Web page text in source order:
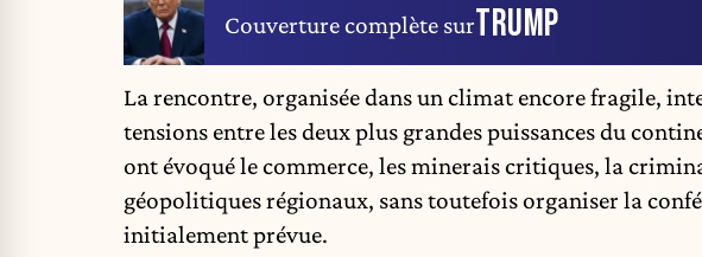
Couverture complète surTRUMP
La rencontre, organisée dans un climat encore fragile,
tensions entre les deux plus grandes puissances du
ont évoqué le commerce, les minerais critiques, la
géopolitiques régionaux, sans toutefois organiser la
initialement prévue.